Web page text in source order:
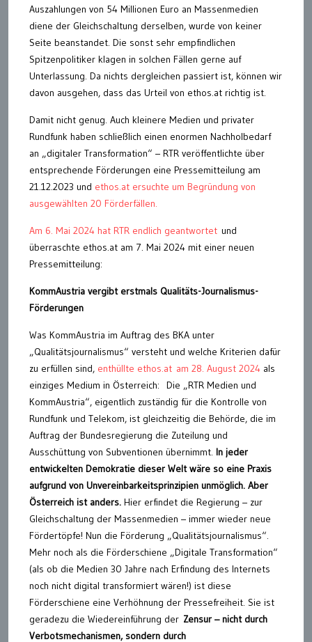
Auszahlungen von 54 Millionen Euro an Massenmedien
diene der Gleichschaltung derselben, wurde von keiner
Seite beanstandet. Die sonst sehr empfindlichen
Spitzenpolitiker klagen in solchen Fällen gerne auf
Unterlassung. Da nichts dergleichen passiert ist, können wir
davon ausgehen, dass das Urteil von ethos.at richtig ist.
Damit nicht genug. Auch kleinere Medien und privater
Rundfunk haben schließlich einen enormen Nachholbedarf
an „digitaler Transformation“ – RTR veröffentlichte über
entsprechende Förderungen eine Pressemitteilung am
21.12.2023 und ethos.at ersuchte um Begründung von
ausgewählten 20 Förderfällen.
Am 6. Mai 2024 hat RTR endlich geantwortet und
überraschte ethos.at am 7. Mai 2024 mit einer neuen
Pressemitteilung:
KommAustria vergibt erstmals Qualitäts-Journalismus-
Förderungen
Was KommAustria im Auftrag des BKA unter
„Qualitätsjournalismus“ versteht und welche Kriterien dafür
zu erfüllen sind, enthüllte ethos.at am 28. August 2024 als
einziges Medium in Österreich: Die „RTR Medien und
KommAustria“, eigentlich zuständig für die Kontrolle von
Rundfunk und Telekom, ist gleichzeitig die Behörde, die im
Auftrag der Bundesregierung die Zuteilung und
Ausschüttung von Subventionen übernimmt. In jeder
entwickelten Demokratie dieser Welt wäre so eine Praxis
aufgrund von Unvereinbarkeitsprinzipien unmöglich. Aber
Österreich ist anders. Hier erfindet die Regierung – zur
Gleichschaltung der Massenmedien – immer wieder neue
Fördertöpfe! Nun die Förderung „Qualitätsjournalismus“.
Mehr noch als die Förderschiene „Digitale Transformation“
(als ob die Medien 30 Jahre nach Erfindung des Internets
noch nicht digital transformiert wären!) ist diese
Förderschiene eine Verhöhnung der Pressefreiheit. Sie ist
geradezu die Wiedereinführung der Zensur – nicht durch
Verbotsmechanismen, sondern durch